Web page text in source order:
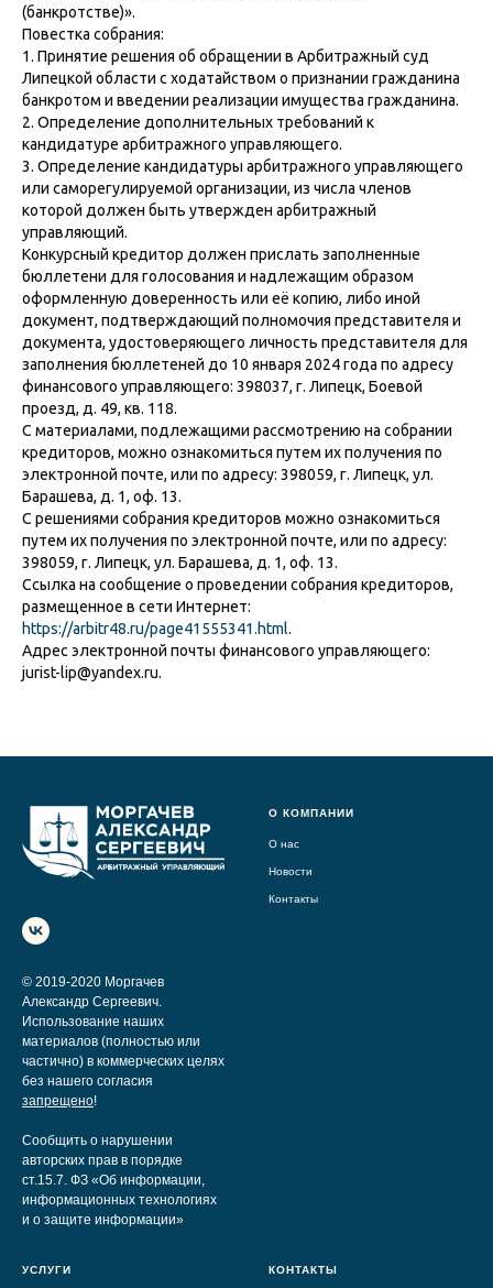
(банкротстве)».
Повестка собрания:
1. Принятие решения об обращении в Арбитражный суд
Липецкой области с ходатайством о признании гражданина
банкротом и введении реализации имущества гражданина.
2. Определение дополнительных требований к
кандидатуре арбитражного управляющего.
3. Определение кандидатуры арбитражного управляющего
или саморегулируемой организации, из числа членов
которой должен быть утвержден арбитражный
управляющий.
Конкурсный кредитор должен прислать заполненные
бюллетени для голосования и надлежащим образом
оформленную доверенность или её копию, либо иной
документ, подтверждающий полномочия представителя и
документа, удостоверяющего личность представителя для
заполнения бюллетеней до 10 января 2024 года по адресу
финансового управляющего: 398037, г. Липецк, Боевой
проезд, д. 49, кв. 118.
С материалами, подлежащими рассмотрению на собрании
кредиторов, можно ознакомиться путем их получения по
электронной почте, или по адресу: 398059, г. Липецк, ул.
Барашева, д. 1, оф. 13.
С решениями собрания кредиторов можно ознакомиться
путем их получения по электронной почте, или по адресу:
398059, г. Липецк, ул. Барашева, д. 1, оф. 13.
Ссылка на сообщение о проведении собрания кредиторов,
размещенное в сети Интернет:
https://arbitr48.ru/page41555341.html.
Адрес электронной почты финансового управляющего:
jurist-lip@yandex.ru.
© 2019-2020 Моргачев
Александр Сергеевич.
Использование наших
материалов (полностью или
частично) в коммерческих целях
без нашего согласия
запрещено!
Сообщить о нарушении
авторских прав в порядке
ст.15.7. ФЗ «Об информации,
информационных технологиях
и о защите информации»
О КОМПАНИИ
О нас
Новости
Контакты
УСЛУГИ КОНТАКТЫ